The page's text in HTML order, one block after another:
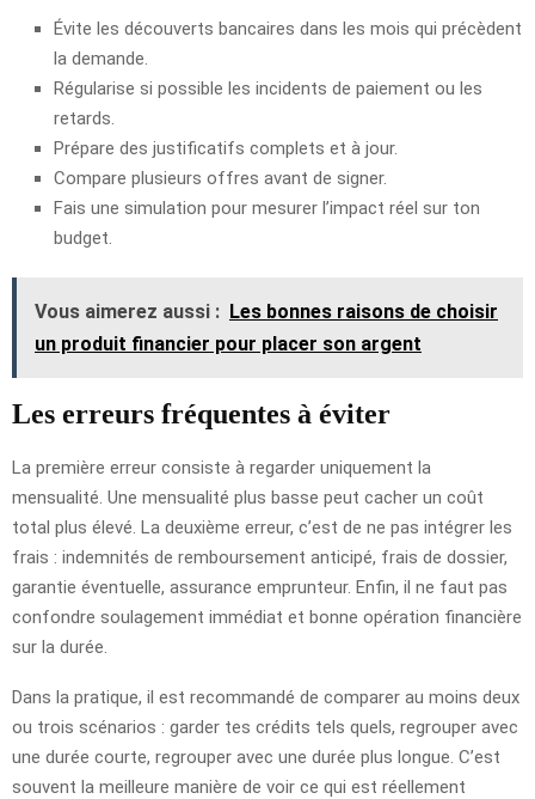
Évite les découverts bancaires dans les mois qui précèdent
la demande.
Régularise si possible les incidents de paiement ou les
retards.
Prépare des justificatifs complets et à jour.
Compare plusieurs offres avant de signer.
Fais une simulation pour mesurer l’impact réel sur ton
budget.
Vous aimerez aussi : Les bonnes raisons de choisir
un produit financier pour placer son argent
Les erreurs fréquentes à éviter
La première erreur consiste à regarder uniquement la
mensualité. Une mensualité plus basse peut cacher un coût
total plus élevé. La deuxième erreur, c’est de ne pas intégrer les
frais : indemnités de remboursement anticipé, frais de dossier,
garantie éventuelle, assurance emprunteur. Enfin, il ne faut pas
confondre soulagement immédiat et bonne opération financière
sur la durée.
Dans la pratique, il est recommandé de comparer au moins deux
ou trois scénarios : garder tes crédits tels quels, regrouper avec
une durée courte, regrouper avec une durée plus longue. C’est
souvent la meilleure manière de voir ce qui est réellement